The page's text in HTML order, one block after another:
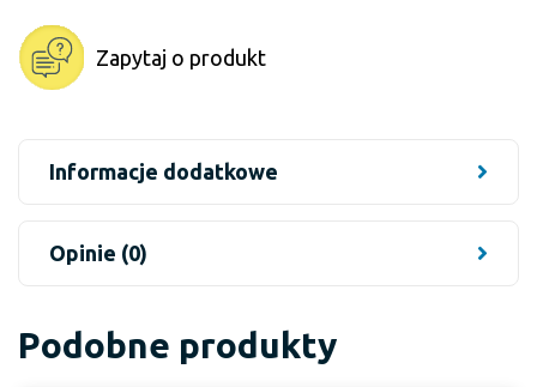
Zapytaj o produkt
Informacje dodatkowe
Opinie (0)
Podobne produkty